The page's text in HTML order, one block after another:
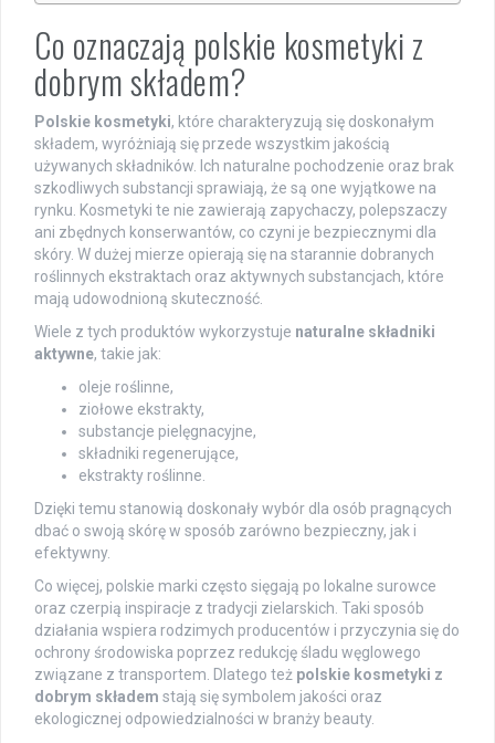
Co oznaczają polskie kosmetyki z
dobrym składem?
Polskie kosmetyki, które charakteryzują się doskonałym
składem, wyróżniają się przede wszystkim jakością
używanych składników. Ich naturalne pochodzenie oraz brak
szkodliwych substancji sprawiają, że są one wyjątkowe na
rynku. Kosmetyki te nie zawierają zapychaczy, polepszaczy
ani zbędnych konserwantów, co czyni je bezpiecznymi dla
skóry. W dużej mierze opierają się na starannie dobranych
roślinnych ekstraktach oraz aktywnych substancjach, które
mają udowodnioną skuteczność.
Wiele z tych produktów wykorzystuje naturalne składniki
aktywne, takie jak:
oleje roślinne,
ziołowe ekstrakty,
substancje pielęgnacyjne,
składniki regenerujące,
ekstrakty roślinne.
Dzięki temu stanowią doskonały wybór dla osób pragnących
dbać o swoją skórę w sposób zarówno bezpieczny, jak i
efektywny.
Co więcej, polskie marki często sięgają po lokalne surowce
oraz czerpią inspiracje z tradycji zielarskich. Taki sposób
działania wspiera rodzimych producentów i przyczynia się do
ochrony środowiska poprzez redukcję śladu węglowego
związane z transportem. Dlatego też polskie kosmetyki z
dobrym składem stają się symbolem jakości oraz
ekologicznej odpowiedzialności w branży beauty.